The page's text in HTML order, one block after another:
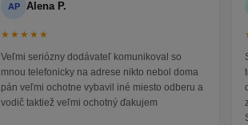
AP Alena P.
★★★★★
Veľmi seriózny dodávateľ komunikoval so
mnou telefonicky na adrese nikto nebol doma
pán veľmi ochotne vybavil iné miesto odberu a
vodič taktiež veľmi ochotný ďakujem